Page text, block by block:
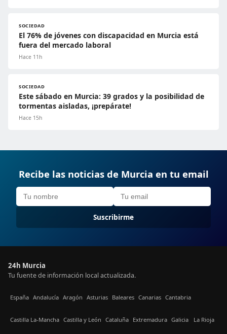
SOCIEDAD
El 76% de jóvenes con discapacidad en Murcia está
fuera del mercado laboral
Hace 11h
SOCIEDAD
Este sábado en Murcia: 39 grados y la posibilidad de
tormentas aisladas, ¡prepárate!
Hace 15h
Recibe las noticias de Murcia en tu email
Suscribirme
24h Murcia
Tu fuente de información local actualizada.
España Andalucía Aragón Asturias Baleares Canarias Cantabria
Castilla La-Mancha Castilla y León Cataluña Extremadura Galicia La Rioja